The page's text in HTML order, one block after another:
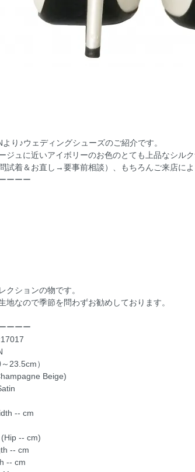
り♪ウェディングシューズのご紹介です。
ジュに近いアイボリーのお色のとても上品なシル
試着＆お直し→要事前相談）、もちろんご来店に
ーーー
クションの物です。
地なので季節を問わずお勧めしております。
ーーー
23.5cm）
Beige)
-- cm
(Hip -- cm)
-- cm
-- cm